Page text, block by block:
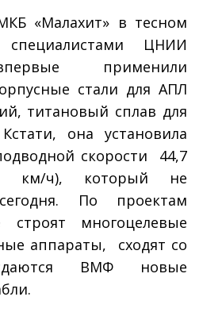
«Малахит» в тесном
специалистами ЦНИИ
применили
стали для АПЛ
титановый сплав для
она установила
скорости ­ 44,7
км/ч), который не
По проектам
строят многоцелевые
аппараты, сходят со
ВМФ новые